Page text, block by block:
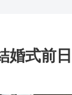
婚式前